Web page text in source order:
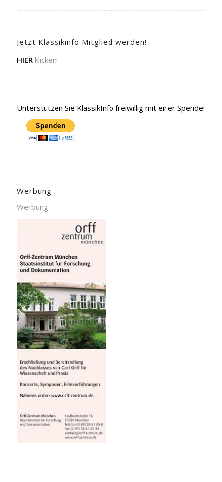
Jetzt Klassikinfo Mitglied werden!
HIERklicken!
Unterstützen Sie KlassikInfo freiwillig mit einer Spende!
Werbung
Werbung